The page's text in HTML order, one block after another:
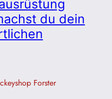
du dein
Forster